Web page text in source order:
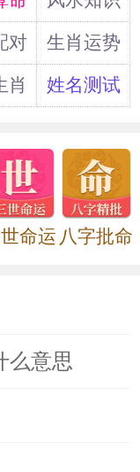
对
生肖运势
肖 姓名测试
命运 八字批命
么意思